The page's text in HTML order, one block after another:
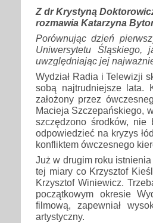
Z dr Krystyną
rozmawia Katarzyna
Porównując dzień
Uniwersytetu Śląskiego,
uwzględniając jej
Wydział Radia i Telewizji
sobą najtrudniejsze lata.
założony przez
Macieja Szczepańskiego,
szczędzono środków, nie
odpowiedzieć na kryzys
konfliktem ówczesnego
Już w drugim roku
tej miary co Krzysztof
Krzysztof Winiewicz.
początkowym okresie
filmową, zapewniał
artystyczny.